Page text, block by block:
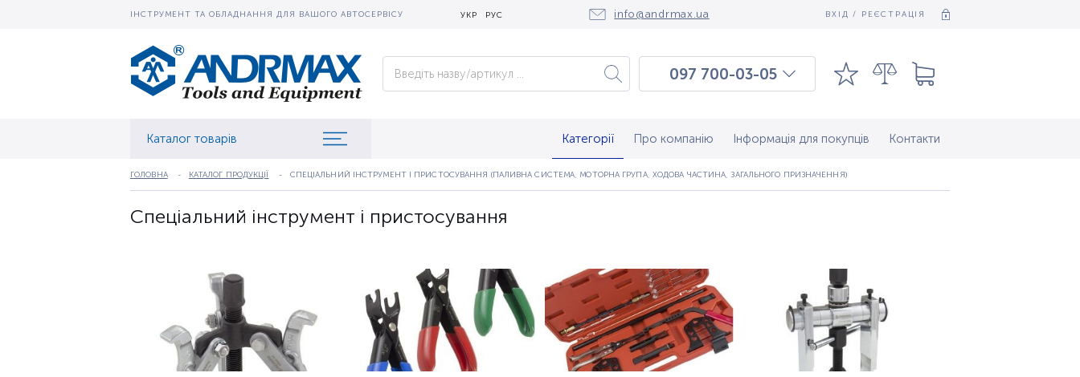
ІНСТРУМЕНТ ТА ОБЛАДНАННЯ ДЛЯ ВАШОГО АВТОСЕРВІСУ УКР РУС info@andrmax.ua ВХІД / РЕЄСТРАЦІЯ
097 700-03-05
097 003-03-09
Каталог товарів Категорії Про компанію Інформація для покупців Контакти
ГОЛОВНА КАТАЛОГ ПРОДУКЦІЇ СПЕЦІАЛЬНИЙ ІНСТРУМЕНТ І ПРИСТОСУВАННЯ (ПАЛИВНА СИСТЕМА, МОТОРНА ГРУПА, ХОДОВА ЧАСТИНА, ЗАГАЛЬНОГО ПРИЗНАЧЕННЯ)
Спеціальний інструмент і пристосування